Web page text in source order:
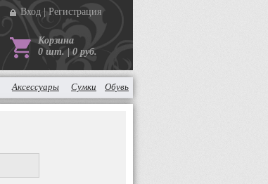
Вход Регистрация
Корзина
0 шт. | 0 руб.
Аксессуары Сумки Обувь